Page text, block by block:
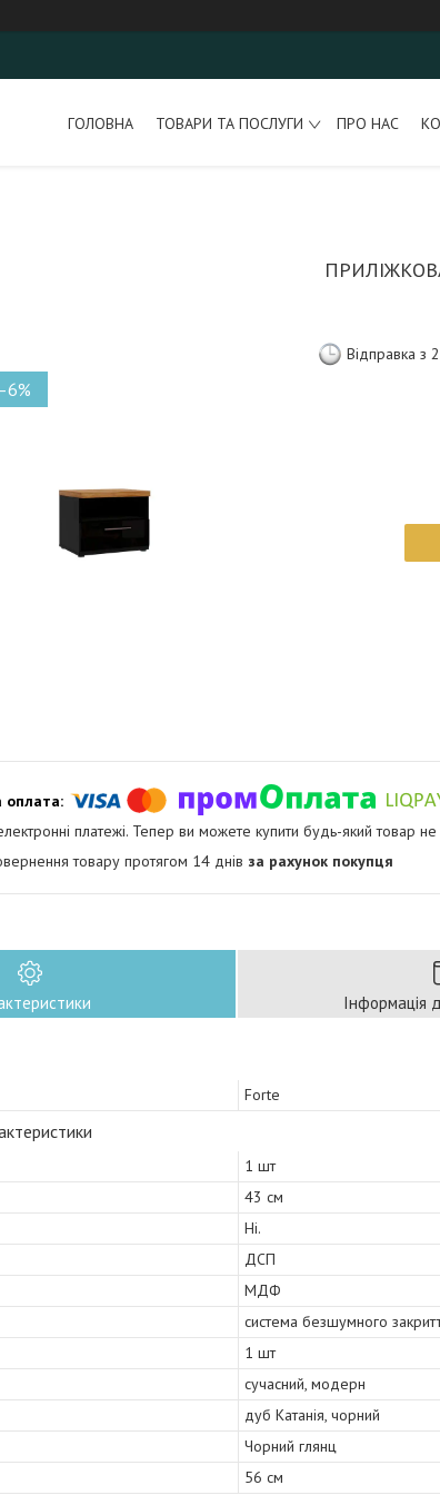
ГОЛОВНА ТОВАРИ ТА ПОСЛУГИ ПРО НАС
Відправка з
платежі. Тепер ви можете купити будь-який товар
товару протягом 14 днів за рахунок покупця
Інформація
Forte
1 шт
43 см
Ні.
ДСП
МДФ
система безшумного
1 шт
сучасний, модерн
дуб Катанія, чорний
Чорний глянц
56 см